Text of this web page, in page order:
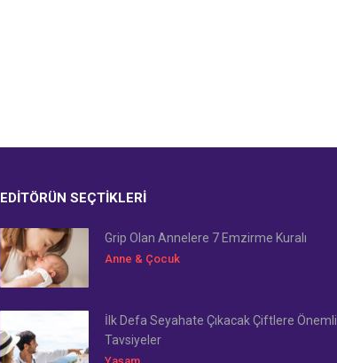
EDITÖRÜN SEÇTIKLERI
Grip Olan Annelere 7 Emzirme Kuralı
Anne & Çocuk
İlk Defa Seyahate Çıkacak Çiftlere Önemli
Tavsiyeler
Yaşam